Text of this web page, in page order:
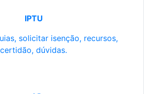
IPTU
solicitar isenção, recursos,
certidão, dúvidas.